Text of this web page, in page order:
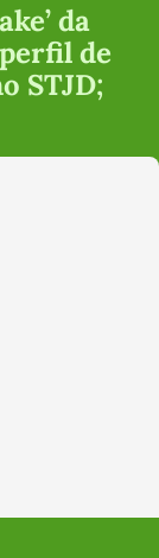
da
de
STJD;